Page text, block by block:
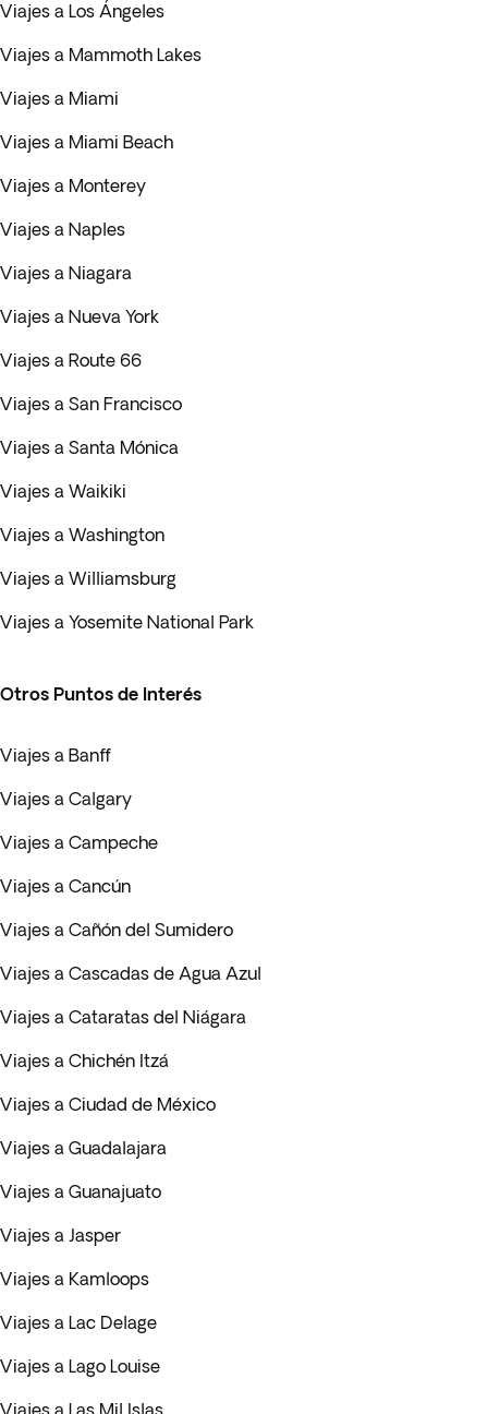
Viajes a Los Ángeles
Viajes a Mammoth Lakes
Viajes a Miami
Viajes a Miami Beach
Viajes a Monterey
Viajes a Naples
Viajes a Niagara
Viajes a Nueva York
Viajes a Route 66
Viajes a San Francisco
Viajes a Santa Mónica
Viajes a Waikiki
Viajes a Washington
Viajes a Williamsburg
Viajes a Yosemite National Park
Otros Puntos de Interés
Viajes a Banff
Viajes a Calgary
Viajes a Campeche
Viajes a Cancún
Viajes a Cañón del Sumidero
Viajes a Cascadas de Agua Azul
Viajes a Cataratas del Niágara
Viajes a Chichén Itzá
Viajes a Ciudad de México
Viajes a Guadalajara
Viajes a Guanajuato
Viajes a Jasper
Viajes a Kamloops
Viajes a Lac Delage
Viajes a Lago Louise
Viajes a Las Mil Islas